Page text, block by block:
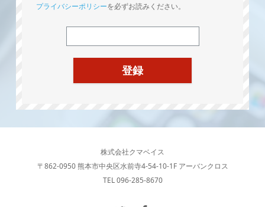
プライバシーポリシーを必ずお読みください。
株式会社クマベイス
〒862-0950 熊本市中央区水前寺4-54-10-1F アーバンクロス
TEL 096-285-8670